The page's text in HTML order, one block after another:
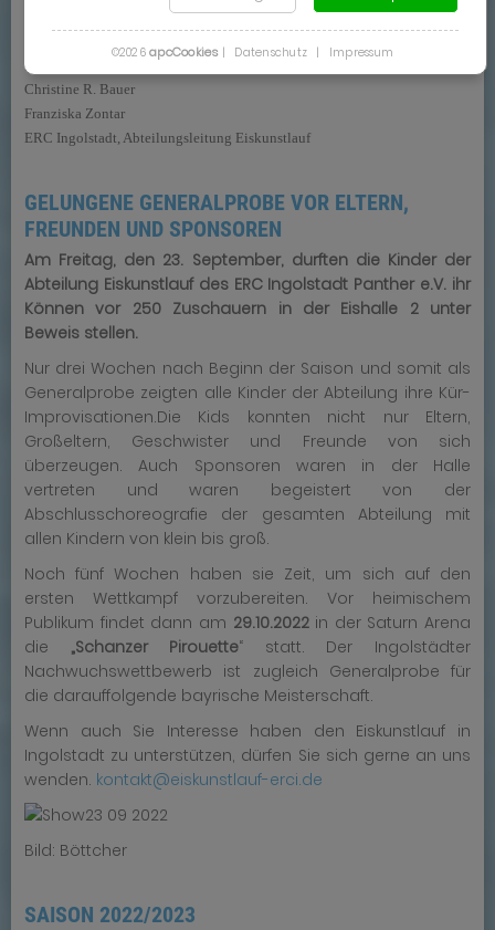
Meldeschluss ist der 14.10.2022.
Mit sportlichen Grüßen aus Ingolstadt
Christine R. Bauer
Franziska Zontar
ERC Ingolstadt, Abteilungsleitung Eiskunstlauf
GELUNGENE GENERALPROBE VOR ELTERN,
FREUNDEN UND SPONSOREN
Am Freitag, den 23. September, durften die Kinder der
Abteilung Eiskunstlauf des ERC Ingolstadt Panther e.V. ihr
Können vor 250 Zuschauern in der Eishalle 2 unter
Beweis stellen.
Nur drei Wochen nach Beginn der Saison und somit als
Generalprobe zeigten alle Kinder der Abteilung ihre Kür-
Improvisationen.Die Kids konnten nicht nur Eltern,
Großeltern, Geschwister und Freunde von sich
überzeugen. Auch Sponsoren waren in der Halle
vertreten und waren begeistert von der
Abschlusschoreografie der gesamten Abteilung mit
allen Kindern von klein bis groß.
Noch fünf Wochen haben sie Zeit, um sich auf den
ersten Wettkampf vorzubereiten. Vor heimischem
Publikum findet dann am 29.10.2022in der Saturn Arena
die „Schanzer Pirouette“ statt. Der Ingolstädter
Nachwuchswettbewerb ist zugleich Generalprobe für
die darauffolgende bayrische Meisterschaft.
Wenn auch Sie Interesse haben den Eiskunstlauf in
Ingolstadt zu unterstützen, dürfen Sie sich gerne an uns
wenden. kontakt@eiskunstlauf-erci.de
Bild: Böttcher
SAISON 2022/2023
©2026 apcCookies| Datenschutz | Impressum